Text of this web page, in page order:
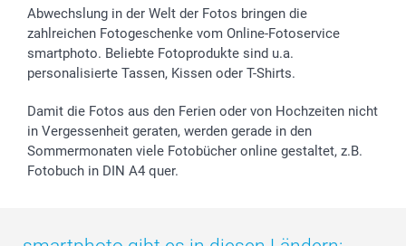
Widerrufsrecht
Zu allen Anlässen
Status der Bestellung
smartfriends
smartgarantie
smartbonus
Abwechslung in der Welt der Fotos bringen die
zahlreichen Fotogeschenke vom Online-Fotoservice
smartphoto. Beliebte Fotoprodukte sind u.a.
personalisierte Tassen, Kissen oder T-Shirts.
Damit die Fotos aus den Ferien oder von Hochzeiten nicht
in Vergessenheit geraten, werden gerade in den
Sommermonaten viele Fotobücher online gestaltet, z.B.
Fotobuch in DIN A4 quer.